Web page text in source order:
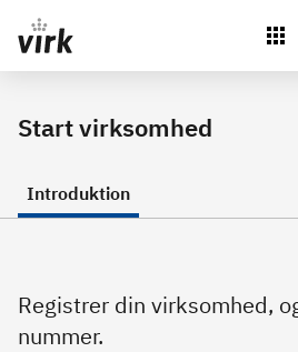
Gå direkte til indhold
Start virksomhed
Introduktion
Registrer din virksomhed,
nummer.